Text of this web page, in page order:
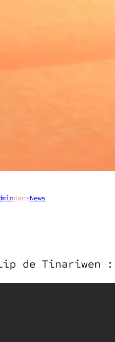
dansNews
de Tinariwen